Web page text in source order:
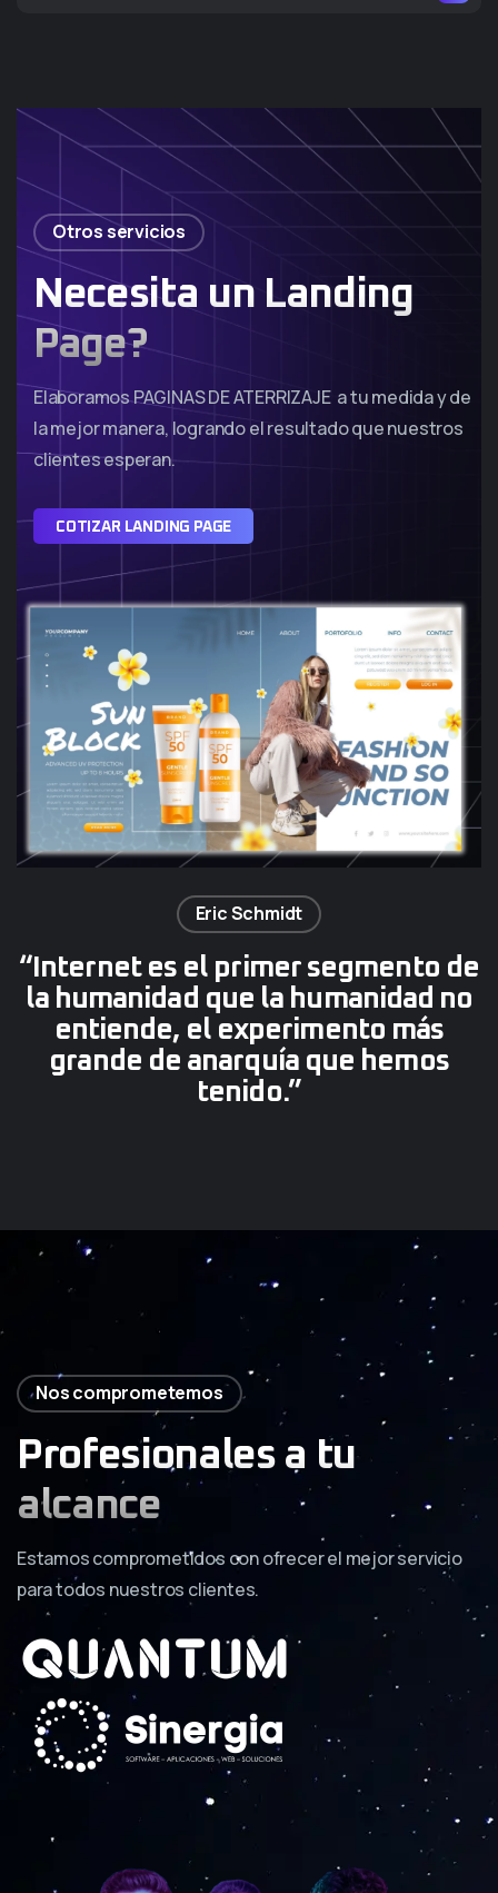
Otros servicios
Necesita un Landing
Page?
Elaboramos PAGINAS DE ATERRIZAJE a tu medida y de
la mejor manera, logrando el resultado que nuestros
clientes esperan.
COT ZAR LA N D N G PAG E
Eric Schmidt
“Internet es el primer segmento de
la humanidad que la humanidad no
entiende, el experimento más
grande de anarquía que hemos
tenido.”
Nos comprometemos
Profesionales a tu
alcance
Estamos comprometidos con ofrecer el mejor servicio
para todos nuestros clientes.